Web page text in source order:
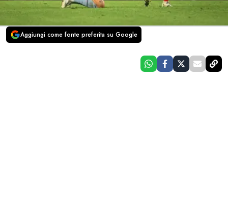
Aggiungi come fonte preferita su Google